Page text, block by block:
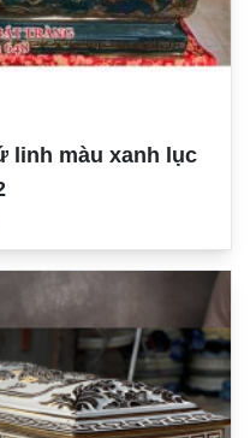
linh màu xanh lục